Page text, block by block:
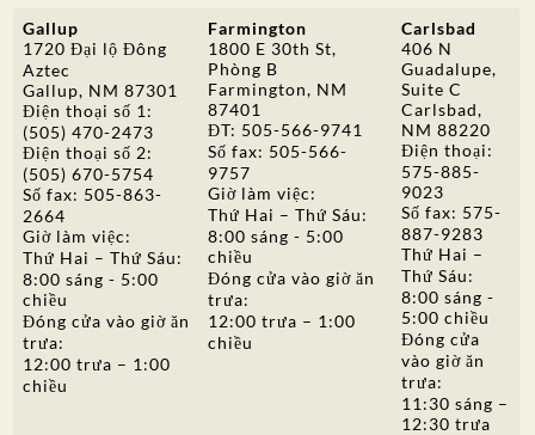
Gallup
1720 Đại lộ Đông
Aztec
Gallup, NM 87301
Điện thoại số 1:
(505) 470-2473
Điện thoại số 2:
(505) 670-5754
Số fax: 505-863-
2664
Giờ làm việc:
Thứ Hai – Thứ Sáu:
8:00 sáng - 5:00
chiều
Đóng cửa vào giờ ăn
trưa:
12:00 trưa – 1:00
chiều
Farmington
1800 E 30th St,
Phòng B
Farmington, NM
87401
ĐT: 505-566-9741
Số fax: 505-566-
9757
Giờ làm việc:
Thứ Hai – Thứ Sáu:
8:00 sáng - 5:00
chiều
Đóng cửa vào giờ ăn
trưa:
12:00 trưa – 1:00
chiều
Carlsbad
406 N
Guadalupe,
Suite C
Carlsbad,
NM 88220
Điện thoại:
575-885-
9023
Số fax: 575-
887-9283
Thứ Hai –
Thứ Sáu:
8:00 sáng -
5:00 chiều
Đóng cửa
vào giờ ăn
trưa:
11:30 sáng –
12:30 trưa